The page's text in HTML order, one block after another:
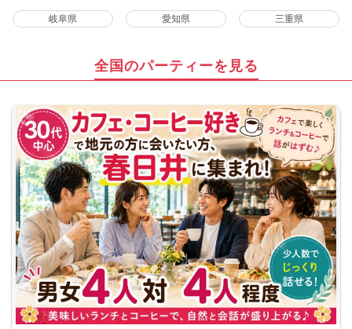
岐阜県 愛知県 三重県
全国のパーティーを見る